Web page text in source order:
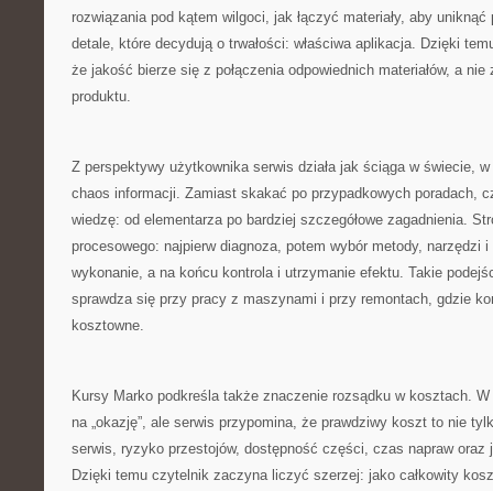
rozwiązania pod kątem wilgoci, jak łączyć materiały, aby
detale, które decydują o trwałości: właściwa aplikacja. Dzięki
że jakość bierze się z połączenia odpowiednich materiałów, a nie
produktu.
Z perspektywy użytkownika serwis działa jak ściąga w świecie,
chaos informacji. Zamiast skakać po przypadkowych poradach,
wiedzę: od elementarza po bardziej szczegółowe zagadnienia.
procesowego: najpierw diagnoza, potem wybór metody, narzędzi i
wykonanie, a na końcu kontrola i utrzymanie efektu. Takie
sprawdza się przy pracy z maszynami i przy remontach, gdzie
kosztowne.
Kursy Marko podkreśla także znaczenie rozsądku w kosztach.
na „okazję”, ale serwis przypomina, że prawdziwy koszt to nie
serwis, ryzyko przestojów, dostępność części, czas napraw oraz
Dzięki temu czytelnik zaczyna liczyć szerzej: jako całkowity